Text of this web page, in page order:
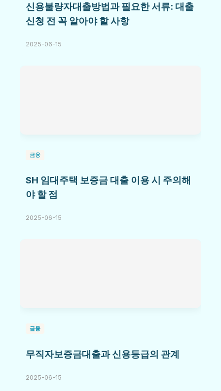
신용불량자대출방법과 필요한 서류: 대출
신청 전 꼭 알아야 할 사항
2025-06-15
금융
SH 임대주택 보증금 대출 이용 시 주의해
야 할 점
2025-06-15
금융
무직자보증금대출과 신용등급의 관계
2025-06-15